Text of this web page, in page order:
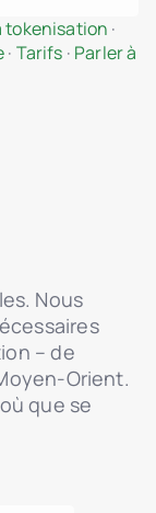
tokenisation ·
· Tarifs · Parler à
Nous
– de
Orient.
que se